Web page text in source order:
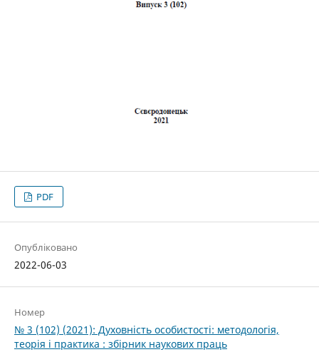
PDF
Опубліковано
2022-06-03
Номер
№ 3 (102) (2021): Духовність особистості: методологія,
теорія і практика : збірник наукових праць